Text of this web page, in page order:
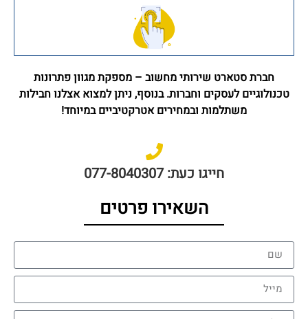
חברת סטארט שירותי מחשוב – מספקת מגוון פתרונות
טכנולוגיים לעסקים וחברות. בנוסף, ניתן למצוא אצלנו חבילות
משתלמות ובמחירים אטרקטיביים במיוחד!
חייגו כעת: 077-8040307
השאירו פרטים